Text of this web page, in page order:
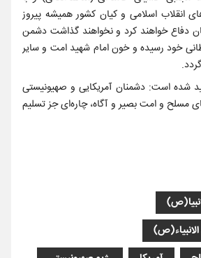
انقلاب اسلامی و کیان کشور همیشه پیروز
جان دفاع خواهند کرد و نخواهند گذاشت دشمن
خود رسیده و خون امام شهید امت و سایر
شده است: دشمنان آمریکایی و صهیونیستی
مسلح و امت بصیر و آگاه، چاره‌ای جز تسلیم
الانبیاء(ص)